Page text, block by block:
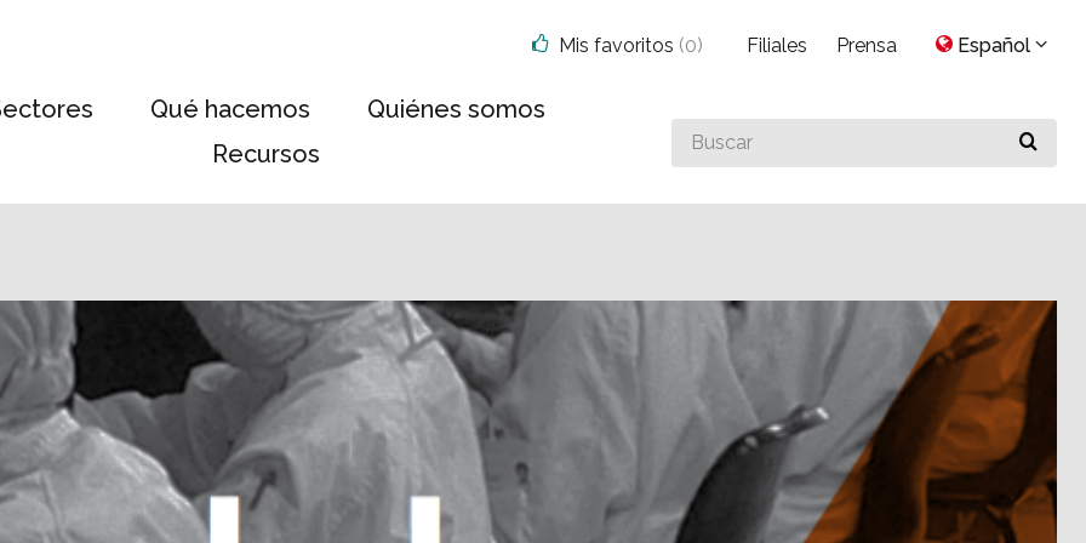
Qué hacemos
Quiénes somos
Recursos
Buscar
algo
Mis favoritos (0) Filiales Prensa Español